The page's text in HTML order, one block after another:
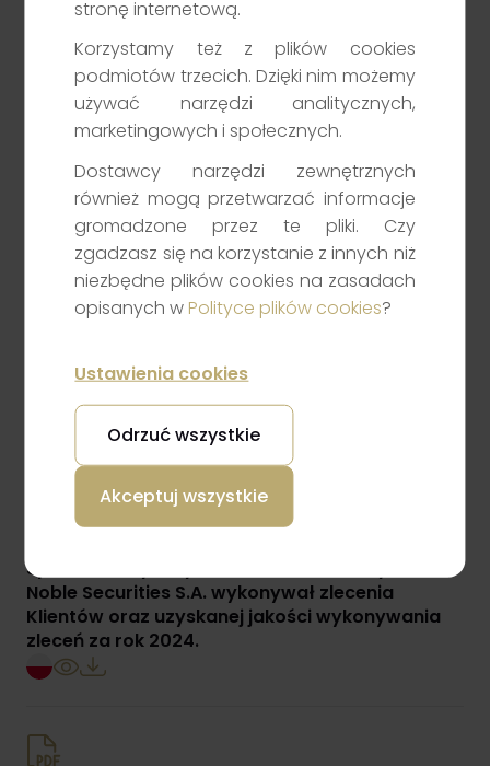
Wykonywanie zleceń
Klientów
Powrót
Informacja na temat pięciu najlepszych
Klientów oraz uzyskanej jakości wykonywania
zleceń za rok 2025.
systemów wykonywania zleceń, w których
Noble Securities S.A. wykonywał zlecenia
Klientów oraz uzyskanej jakości wykonywania
zleceń za rok 2024.
stronę internetową.
Korzystamy też z plików cookies
podmiotów trzecich. Dzięki nim możemy
używać narzędzi analitycznych,
marketingowych i społecznych.
Dostawcy narzędzi zewnętrznych
również mogą przetwarzać informacje
gromadzone przez te pliki. Czy
zgadzasz się na korzystanie z innych niż
niezbędne plików cookies na zasadach
opisanych w Polityce plików cookies?
Ustawienia cookies
Odrzuć wszystkie
Akceptuj wszystkie